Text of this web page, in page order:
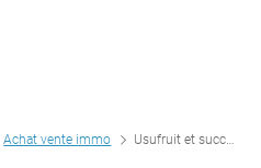
Achat vente immo Usufruit et succession : quels sont les risques ?